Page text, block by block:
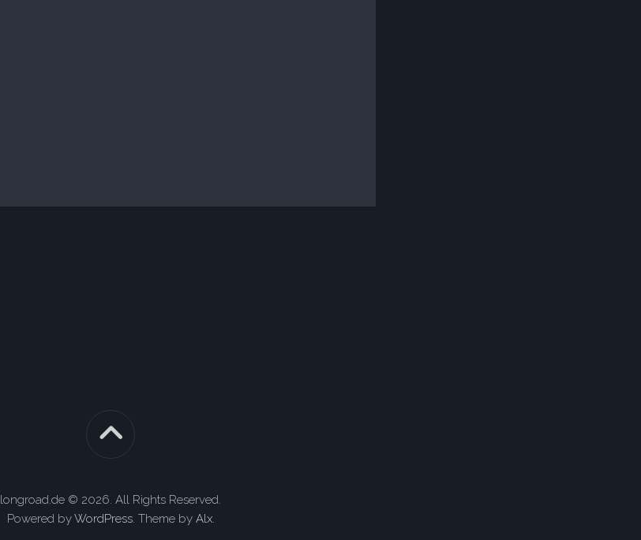
longroad.de © 2026. All Rights Reserved.
Powered byWordPress. Theme by Alx.